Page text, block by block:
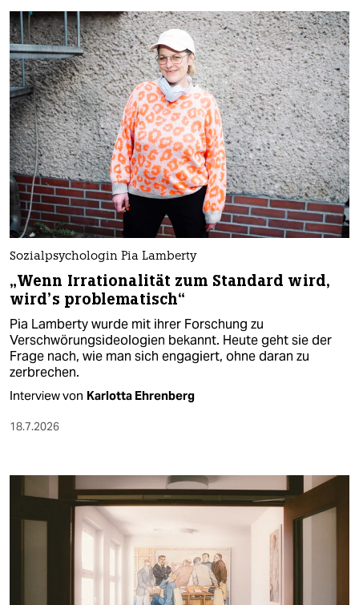
Sozialpsychologin Pia Lamberty
„Wenn Irrationalität zum Standard wird,
wird’s problematisch“
Pia Lamberty wurde mit ihrer Forschung zu
Verschwörungsideologien bekannt. Heute geht sie der
Frage nach, wie man sich engagiert, ohne daran zu
zerbrechen.
Interview von Karlotta Ehrenberg
18.7.2026